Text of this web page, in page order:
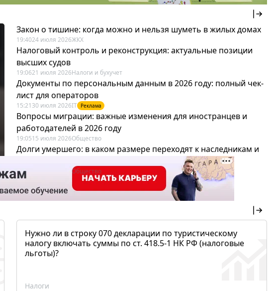
Закон о тишине: когда можно и нельзя шуметь в жилых домах
19:4024 июля 2026ЖКХ
Налоговый контроль и реконструкция: актуальные позиции
высших судов
19:0621 июля 2026Налоги и бухучет
Документы по персональным данным в 2026 году: полный чек-
лист для операторов
15:21 30 июля 2026IT Реклама
Вопросы миграции: важные изменения для иностранцев и
работодателей в 2026 году
19:0515 июля 2026Общество
Долги умершего: в каком размере переходят к наследникам и
19:43 Общество
Нужно ли в строку 070 декларации по туристическому
налогу включать суммы по ст. 418.5-1 НК РФ (налоговые
льготы)?
Налоги